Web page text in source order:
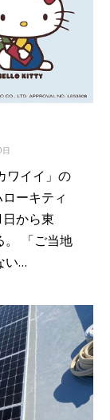
ワイイ」の
ーキティ
から東
。 「ご当地
い…